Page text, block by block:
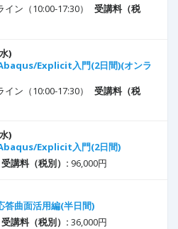
イン（10:00-17:30）
受講料（税
)
Explicit入門(2日間)(オンラ
イン（10:00-17:30）
受講料（税
)
Explicit入門(2日間)
受講料（税別）: 96,000円
答曲面活用編(半日間)
受講料（税別）: 36,000円